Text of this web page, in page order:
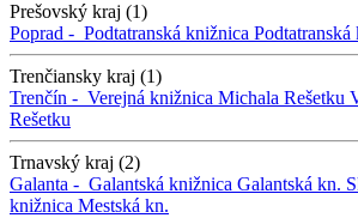
Prešovský kraj (1)
Poprad - Podtatranská knižnica Podtatranská
Trenčiansky kraj (1)
Trenčín - Verejná knižnica Michala Rešetku
Rešetku
Trnavský kraj (2)
Galanta - Galantská knižnica Galantská kn.
knižnica Mestská kn.